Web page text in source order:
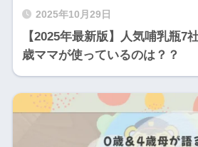
2025年10月29日
【2025年最新版】人気哺乳瓶7
歳ママが使っているのは？？